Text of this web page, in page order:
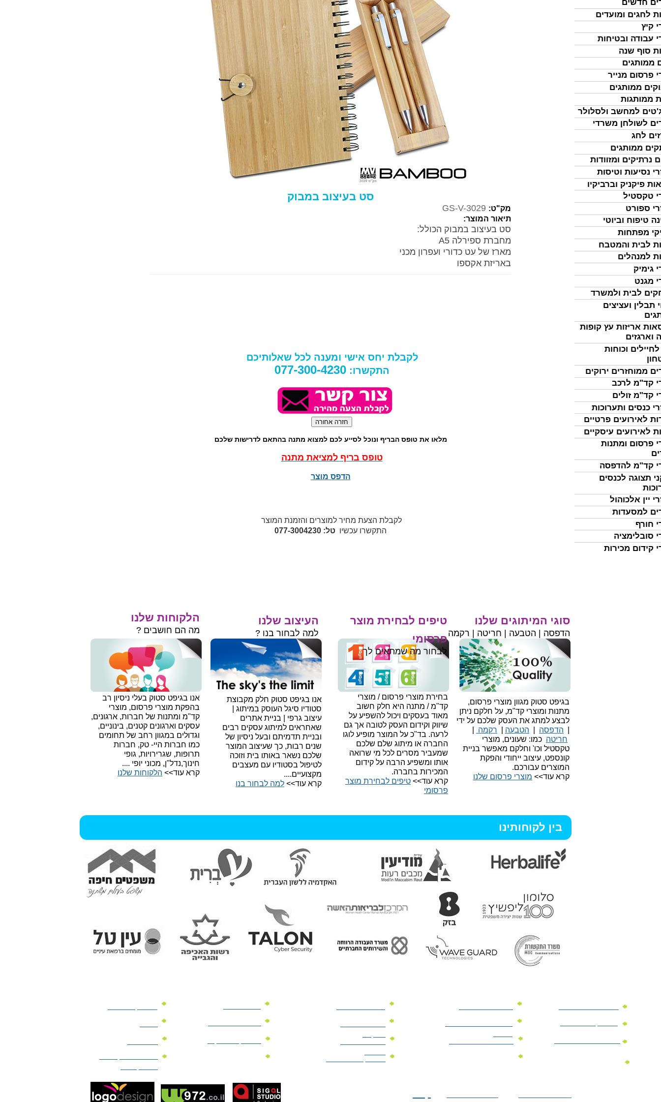
חדשים
לחגים ומועדים
קיץ
עבודה ובטיחות
סוף שנה
ממותגים
פרסום מנייר
ממותגים
ממותגות
למחשב ולסלולר
לשולחן משרדי
לחג
ממותגים
נרתיקים ומזוודות
נסיעות וטיסות
פיקניק וברביקיו
טקסטיל
ספורט
טיפוח וביוטי
מפתחות
לבית והמטבח
למנהלים
גימיק
מגנט
לבית ולמשרד
תבלין ועציצים
אריזות עץ קופות
וארגזים
לחיילים וכוחות
ממוחזרים ירוקים
קד"מ לרכב
קד"מ זולים
כנסים ותערוכות
לאירועים פרטיים
לאירועים עיסקיים
פרסום ומתנות
קד"מ להדפסה
תצוגה לכנסים
יין אלכוהול
למסעדות
חורף
סובלימציה
קידום מכירות
סט בעיצוב במבוק
מק"ט: GS-V-3029
תיאור המוצר:
סט בעיצוב במבוק הכולל:
מחברת ספירלה A5
מארז של עט כדורי ועפרון מכני
באריזת אקספו
לקבלת יחס אישי ומענה לכל שאלותיכם
התקשרו: 077-300-4230
מלאו את טופס הבריף ונוכל לסייע לכם למצוא מתנה בהתאם לדרישות שלכם
טופס בריף למציאת מתנה
הדפס מוצר
לקבלת הצעת מחיר למוצרים והזמנת המוצר
התקשרו עכשיו טל: 077-3004230
אנו בגיפט סטוק חלק מקבוצת
סטודיו סיגל העוסק במיתוג |
עיצוב גרפי | בניית אתרים
שאחראים למיתוג עסקים רבים
ובניית תדמיתם ובעל ניסיון של
שנים רבות, כך שעיצוב המוצר
שלכם נשאר באותו בית וזוכה
לטיפול בסטודיו עם מעצבים
מקצועיים....
קרא עוד>> למה לבחור בנו​
בגיפט סטוק מגוון מוצרי פרסום,
מתנות ומוצרי קד"מ, על חלקם ניתן
לבצע למתג את העסק שלכם על ידי
הדפסה הטבעה רקמה
חריטה כמו: שעונים, מוצרי
טקסטיל וכו' וחלקם מאפשר בניית
קונספט, עיצוב ייחודי והפקת
המוצרים עבורכם.
קרא עוד>> מוצרי פרסום שלנו
אנו בגיפט סטוק בעלי ניסיון רב
בהפקת מוצרי פרסום, מוצרי
קד"מ ומתנות של חברות, ארגונים,
עסקים וארגונים קטנים, בינוניים,
וגדולים במגוון רחב של תחומים
כמו חברות היי- טק, חברות
תרופות, שגרירויות, גופי
חינוך,נדל"ן, מכוני יופי ....
קרא עוד>> הלקוחות שלנו
בחירת מוצרי פרסום / מוצרי
קד"מ / מתנה היא חלק חשוב
מאוד בעסקים ויכול להשפיע על
שיווק וקידום העסק לטובה אך גם
לרעה. בד"כ על המוצר מופיע לוגו
החברה או מיתוג שלם שלכם
שמעביר מסרים לכל מי שרואה
אותו ומשפיע הרבה על קידום
המכירות בחברה.
קרא עוד>> טיפים לבחירת מוצר
פרסומי
טיפים לבחירת מוצר
פרסומי
לבחור מה שמתאים לך
העיצוב שלנו
למה לבחור בנו ?
סוגי המיתוגים שלנו
הדפסה | הטבעה | חריטה | רקמה
הלקוחות שלנו
מה הם חושבים ?
בין לקוחותינו